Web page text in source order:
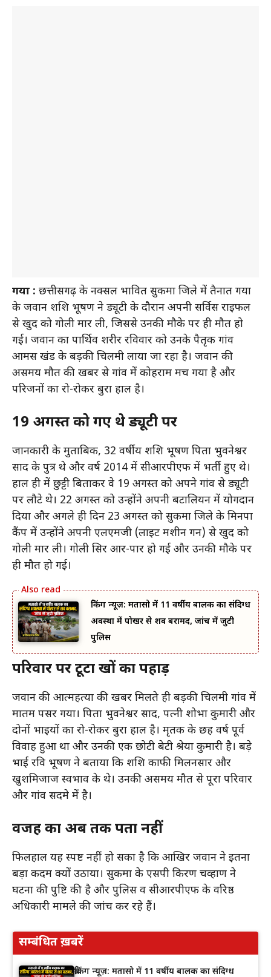
गया : छत्तीसगढ़ के नक्सल प्रभावित सुकमा जिले में तैनात गया
के जवान शशि भूषण ने ड्यूटी के दौरान अपनी सर्विस राइफल
से खुद को गोली मार ली, जिससे उनकी मौके पर ही मौत हो
गई। जवान का पार्थिव शरीर रविवार को उनके पैतृक गांव
आमस प्रखंड के बड़की चिलमी लाया जा रहा है। जवान की
असमय मौत की खबर से गांव में कोहराम मच गया है और
परिजनों का रो-रोकर बुरा हाल है।
19 अगस्त को गए थे ड्यूटी पर
जानकारी के मुताबिक, 32 वर्षीय शशि भूषण पिता भुवनेश्वर
प्रसाद के पुत्र थे और वर्ष 2014 में सीआरपीएफ में भर्ती हुए थे।
हाल ही में छुट्टी बिताकर वे 19 अगस्त को अपने गांव से ड्यूटी
पर लौटे थे। 22 अगस्त को उन्होंने अपनी बटालियन में योगदान
दिया और अगले ही दिन 23 अगस्त को सुकमा जिले के मिनपा
कैंप में उन्होंने अपनी एलएमजी (लाइट मशीन गन) से खुद को
गोली मार ली। गोली सिर आर-पार हो गई और उनकी मौके पर
ही मौत हो गई।
ब्रेकिंग न्यूज़: मतासो में 11 वर्षीय बालक का संदिग्ध
अवस्था में पोखर से शव बरामद, जांच में जुटी
पुलिस
परिवार पर टूटा दुखों का पहाड़
जवान की आत्महत्या की खबर मिलते ही बड़की चिलमी गांव में
मातम पसर गया। पिता भुवनेश्वर प्रसाद, पत्नी शोभा कुमारी और
दोनों भाइयों का रो-रोकर बुरा हाल है। मृतक के छह वर्ष पूर्व
विवाह हुआ था और उनकी एक छोटी बेटी श्रेया कुमारी है। बड़े
भाई रवि भूषण ने बताया कि शशि काफी मिलनसार और
खुशमिजाज स्वभाव के थे। उनकी असमय मौत से पूरा परिवार
और गांव सदमे में है।
वजह का अब तक पता नहीं
फिलहाल यह स्पष्ट नहीं हो सका है कि आखिर जवान ने इतना
बड़ा कदम क्यों उठाया। सुकमा के एसपी किरण चव्हाण ने
घटना की पुष्टि की है और पुलिस व सीआरपीएफ के वरिष्ठ
अधिकारी मामले की जांच कर रहे हैं।
सम्बंधित ख़बरें
ब्रेकिंग न्यूज़: मतासो में 11 वर्षीय बालक का संदिग्ध